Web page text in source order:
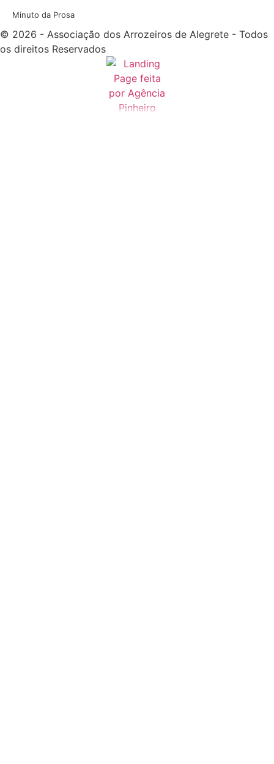
Minuto da Prosa
© 2026 - Associação dos Arrozeiros de Alegrete - Todos
os direitos Reservados